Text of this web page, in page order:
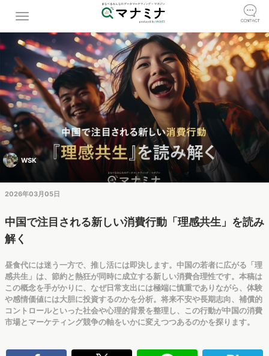
WSK
2026年03月05日
中国で注目される新しい消費行動「理感共生」を読み
解く
昼食代には迷う一方で、推し活には即決します。中国の若者に広がる「理
感共生」は、節約と熱狂が同時に成立する新しい消費合理性です。本稿は
この概念を手がかりに、なぜ日常支出には極端に慎重でありながら、体験
や感情価値には大胆に投資するのかを分析。将来不安や長期志向、補償的
コントロールといった社会や心理的背景を整理し、この行動が中国の消費
市場とマーケティング競争の軸をいかに変えつつあるのかを探ります。